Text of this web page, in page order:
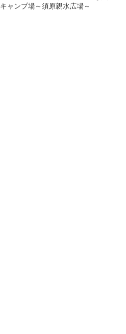
キャンプ場～須原親水広場～